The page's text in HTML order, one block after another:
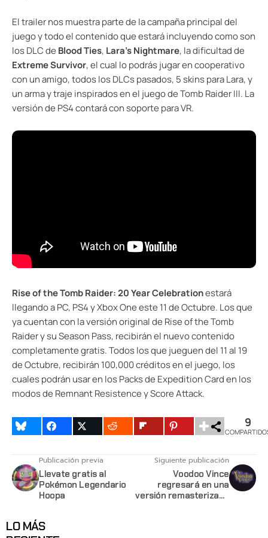
El trailer nos muestra parte de la campaña principal del
juego y todo el contenido que estará incluyendo como son
los DLC de Blood Ties, Lara’s Nightmare, la dificultad de
Extreme Survivor, el cual lo podrás jugar en cooperativo
con un amigo, todos los DLCs pasados, 5 skins para Lara, y
un arma y traje inspirados en el juego de Tomb Raider III. La
versión de PS4 contará con soporte para VR.
Rise of the Tomb Raider: 20 Year Celebrationestará
llegando a PC, PS4 y Xbox One este 11 de Octubre. Los que
ya cuentan con la versión original de Rise of the Tomb
Raider y su Season Pass, recibirán el nuevo contenido
completamente gratis. Todos los que jueguen del 11 al 19
de Octubre, recibirán 100,000 créditos en el juego, los
cuales podrán usar en los Packs de Expedition Card en los
modos de Remnant Resistence y Score Attack.
9
Publicación previa
Llevate gratis al
Pokémon Legendario
Hoopa
Siguiente publicación
Voodoo Vince
regresará en una
versión remasterizada
LO MÁS